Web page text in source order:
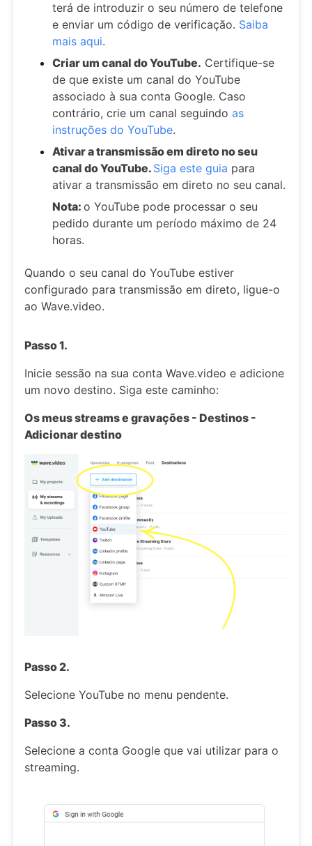
terá de introduzir o seu número de telefone
e enviar um código de verificação. Saiba
mais aqui.
Criar um canal do YouTube. Certifique-se
de que existe um canal do YouTube
associado à sua conta Google. Caso
contrário, crie um canal seguindo as
instruções do YouTube.
Ativar a transmissão em direto no seu
canal do YouTube. Siga este guia para
ativar a transmissão em direto no seu canal.
Nota: o YouTube pode processar o seu
pedido durante um período máximo de 24
horas.
Quando o seu canal do YouTube estiver
configurado para transmissão em direto, ligue-o
ao Wave.video.
Passo 1.
Inicie sessão na sua conta Wave.video e adicione
um novo destino. Siga este caminho:
Os meus streams e gravações - Destinos -
Adicionar destino
Passo 2.
Selecione YouTube no menu pendente.
Passo 3.
Selecione a conta Google que vai utilizar para o
streaming.